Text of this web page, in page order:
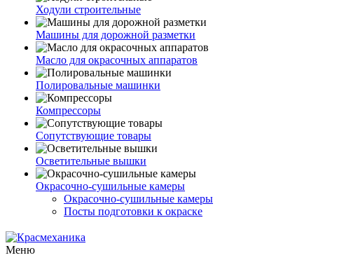
Ходули строительные
Машины для дорожной разметки
Масло для окрасочных аппаратов
Полировальные машинки
Компрессоры
Сопутствующие товары
Осветительные вышки
Окрасочно-сушильные камеры
Окрасочно-сушильные камеры
Посты подготовки к окраске
Меню